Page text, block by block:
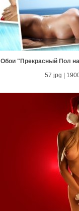
Обои "Прекрасный Пол
57 jpg |